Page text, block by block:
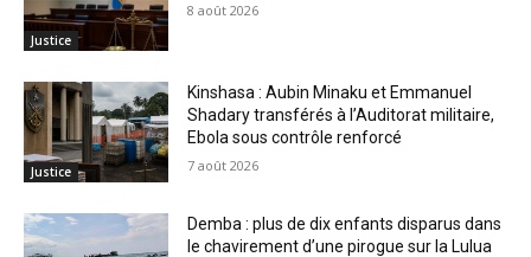
Justice
8 août 2026
Justice
Kinshasa : Aubin Minaku et Emmanuel
Shadary transférés à l’Auditorat militaire,
Ebola sous contrôle renforcé
7 août 2026
Demba : plus de dix enfants disparus dans
le chavirement d’une pirogue sur la Lulua